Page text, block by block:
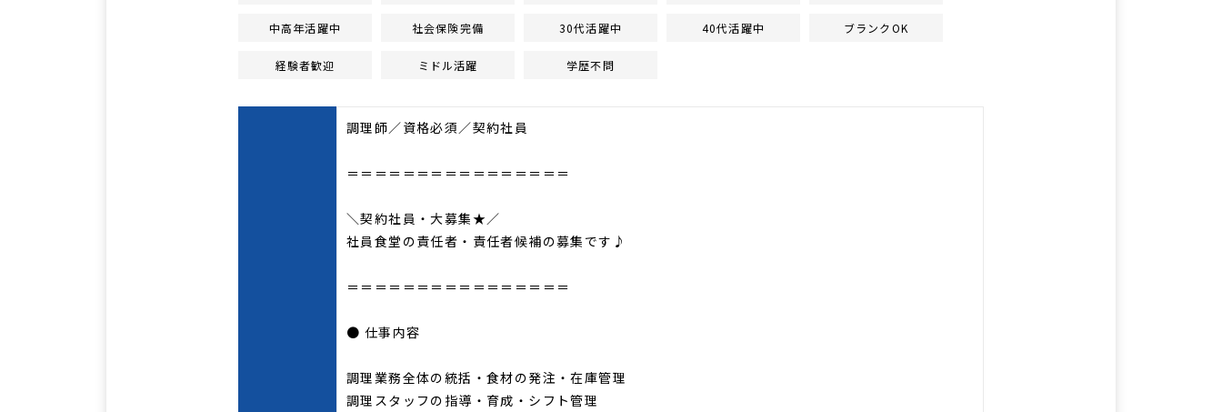
中高年活躍中 社会保険完備 30代活躍中 40代活躍中 ブランクOK
経験者歓迎 ミドル活躍 学歴不問
調理師／資格必須／契約社員
＝＝＝＝＝＝＝＝＝＝＝＝＝＝＝＝
＼契約社員・大募集★／
社員食堂の責任者・責任者候補の募集です♪
＝＝＝＝＝＝＝＝＝＝＝＝＝＝＝＝
● 仕事内容
調理業務全体の統括・食材の発注・在庫管理
調理スタッフの指導・育成・シフト管理